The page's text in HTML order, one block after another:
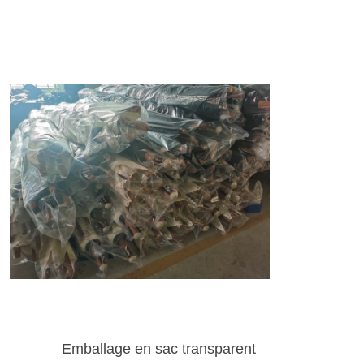
Emballage en sac transparent